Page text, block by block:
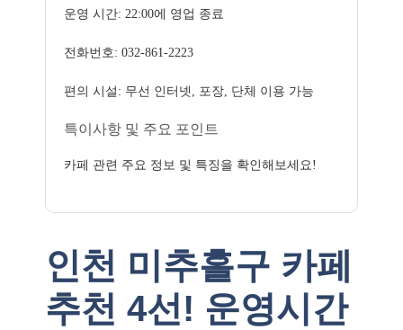
운영 시간: 22:00에 영업 종료
전화번호: 032-861-2223
편의 시설: 무선 인터넷, 포장, 단체 이용 가능
특이사항 및 주요 포인트
카페 관련 주요 정보 및 특징을 확인해보세요!
인천 미추홀구 카페
추천 4선! 운영시간